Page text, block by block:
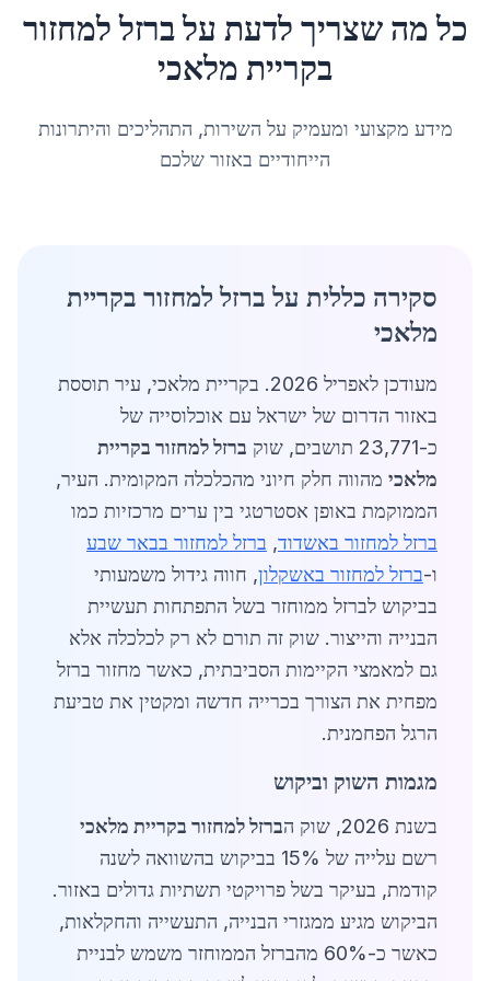
כל מה שצריך לדעת עלברזל למחזור
בקריית מלאכי
מידע מקצועי ומעמיק על השירות, התהליכים והיתרונות
הייחודיים באזור שלכם
סקירה כללית על ברזל למחזור בקריית
מלאכי
מעודכן לאפריל 2026. בקריית מלאכי, עיר תוססת
באזור הדרום של ישראל עם אוכלוסייה של
כ-23,771 תושבים, שוק
ברזל למחזור בקריית
מלאכי מהווה חלק חיוני מהכלכלה המקומית. העיר,
הממוקמת באופן אסטרטגי בין ערים מרכזיות כמו
ברזל למחזור באשדוד, ברזל למחזור בבאר שבע
ו-ברזל למחזור באשקלון, חווה גידול משמעותי
בביקוש לברזל ממוחזר בשל התפתחות תעשיית
הבנייה והייצור. שוק זה תורם לא רק לכלכלה אלא
גם למאמצי הקיימות הסביבתית, כאשר מחזור ברזל
מפחית את הצורך בכרייה חדשה ומקטין את טביעת
הרגל הפחמנית.
מגמות השוק וביקוש
בשנת 2026, שוק ה
ברזל למחזור בקריית מלאכי
רשם עלייה של 15% בביקוש בהשוואה לשנה
קודמת, בעיקר בשל פרויקטי תשתיות גדולים באזור.
הביקוש מגיע ממגזרי הבנייה, התעשייה והחקלאות,
כאשר כ-60% מהברזל הממוחזר משמש לבניית